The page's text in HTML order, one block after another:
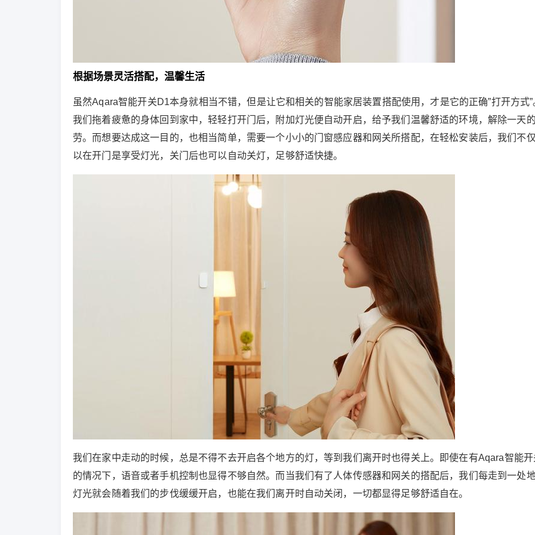
根据场景灵活搭配，温馨生活
虽然Aqara智能开关D1本身就相当不错，但是让它和相关的智能家居装置搭配使用，才是它的正确”打开方式”
我们拖着疲惫的身体回到家中，轻轻打开门后，附加灯光便自动开启，给予我们温馨舒适的环境，解除一天
劳。而想要达成这一目的，也相当简单，需要一个小小的门窗感应器和网关所搭配，在轻松安装后，我们不
以在开门是享受灯光，关门后也可以自动关灯，足够舒适快捷。
我们在家中走动的时候，总是不得不去开启各个地方的灯，等到我们离开时也得关上。即使在有Aqara智能开
的情况下，语音或者手机控制也显得不够自然。而当我们有了人体传感器和网关的搭配后，我们每走到一处地
灯光就会随着我们的步伐缓缓开启，也能在我们离开时自动关闭，一切都显得足够舒适自在。
品质给你打造温馨的家
家是我们内心的港湾，大多数情况下都是一个舒
钻木取火驱逐野兽后，就一直追逐着光明。在如
今现代生活里，想必大家都经历过回家、半夜起
按键开关的尴尬，黑暗让习惯光亮的我们无所适
从。 而在智能家居越发成熟的今天，Aqara的智
能灯控套装就能很好的解决家中得灯光问题，给
予大家一个温馨的家庭环境。想知道效果究竟如
何吗？让我们一起来了解一下。 轻松控制家中灯
光，智能开关 相信大家家中都有着自己的灯光设
备，虽然也想过体验智能家居，但是目前的智能
灯不是不好看，就是太麻烦。而Aqara智能开关D
1就不需要改动现有灯光设备，也不需要更改线
路，就能让家中的灯光”智能”起来。面对不同需
求，大家可以任意选择双键或者三键开关，笔者
个人更推荐三键版本，更加灵活控制的同时，也
为日后的扩展留下足够的空间。 拥了Aqara智能
开关D1后，大家可以通过手机远程控制家中的灯
光，出门在外也可以轻松查看家中灯是否忘记关
闭。同时，我们通过手机APP也可以通知家中灯
管定时开关，时间进入夜晚后无需手动开启灯
光。当然作为智能家居，搭配上小爱同学或者Sir
i，就可以预约开启灯管，不用再自己亲自动手，
轻轻一喊就能解决问题。此外，大家可以放心的
是，Aqara智能开关D1不仅功能强大，而且改造
方便，只需要简单三步，自己就能解决问题，省
去不少麻烦。 根据场景灵活搭配，温馨生活 虽然
Aqara智能开关D1本身就相当不错，但是让它和
相关的智能家居装置搭配使用，才是它的正确”打
开方式”。当我们拖着疲惫的身体回到家中，轻轻
打开门后，附加灯光便自动开启，给予我们温馨
扫描二维码继续阅读